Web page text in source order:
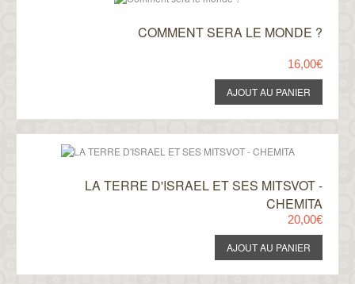
COMMENT SERA LE MONDE ?
16,00€
LA TERRE D'ISRAEL ET SES MITSVOT -
CHEMITA
20,00€